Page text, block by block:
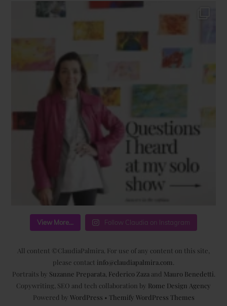
View More... Follow Claudia on Instagram
All content ©ClaudiaPalmira. For use of any content on this site,
please contact info@claudiapalmira.com
Portraits by Suzanne Preparata Federico Zaza and Mauro Benedetti
Copywriting, SEO and tech collaboration by Rome Design Agency
Powered by WordPress • Themify WordPress Themes